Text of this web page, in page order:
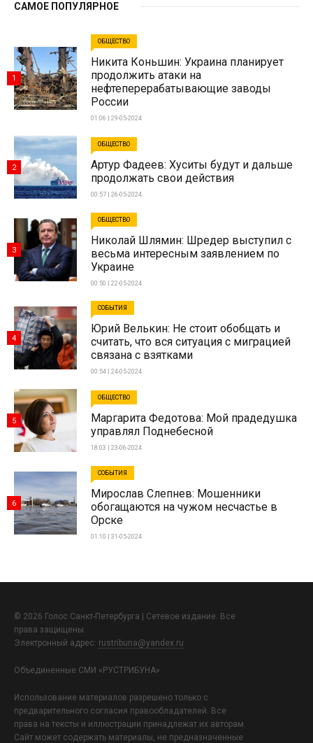
САМОЕ ПОПУЛЯРНОЕ
ОБЩЕСТВО
Никита Коньшин: Украина планирует
продолжить атаки на
нефтеперерабатывающие заводы
России
01:06 | 29-05-2024
1
ОБЩЕСТВО
Артур Фадеев: Хуситы будут и дальше
продолжать свои действия
00:57 | 26-05-2024
2
ОБЩЕСТВО
Николай Шлямин: Шредер выступил с
весьма интересным заявлением по
Украине
00:50 | 22-05-2024
3
СОБЫТИЯ
Юрий Велькин: Не стоит обобщать и
считать, что вся ситуация с миграцией
связана с взятками
00:54 | 24-05-2024
4
ОБЩЕСТВО
Маргарита Федотова: Мой прадедушка
управлял Поднебесной
18:03 | 23-06-2024
5
СОБЫТИЯ
Мирослав Слепнев: Мошенники
обогащаются на чужом несчастье в
Орске
01:10 | 31-05-2024
6
© 2026 Голос Санкт-Петербурга | Сетевое издание. Все
права защищены.
Электронный адрес: rustribuna@yandex.ru
Объединенные СМИ «РУСТРИБУНА»
Использование материалов разрешено только с
предварительного согласия правообладателей. Все
права на тексты и иллюстрации принадлежат их авторам.
Сайт может содержать материалы, не предназначенные